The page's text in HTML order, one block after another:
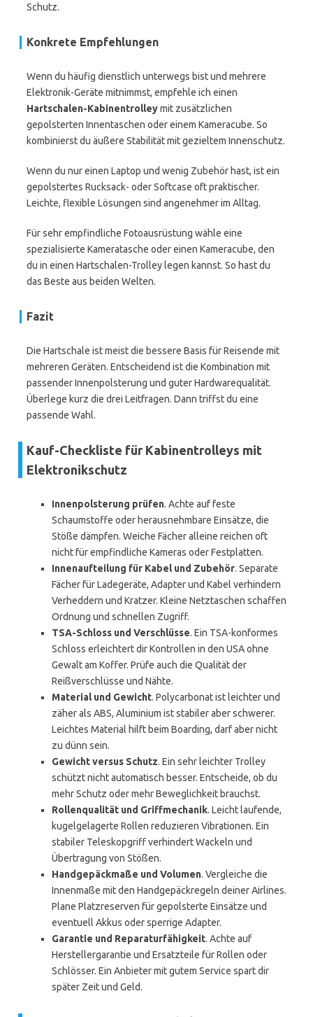
Schutz.
Konkrete Empfehlungen
Wenn du häufig dienstlich unterwegs bist und mehrere
Elektronik-Geräte mitnimmst, empfehle ich einen
Hartschalen-Kabinentrolleymit zusätzlichen
gepolsterten Innentaschen oder einem Kameracube. So
kombinierst du äußere Stabilität mit gezieltem Innen­schutz.
Wenn du nur einen Laptop und wenig Zubehör hast, ist ein
gepolstertes Rucksack- oder Softcase oft praktischer.
Leichte, flexible Lösungen sind angenehmer im Alltag.
Für sehr empfindliche Fotoausrüstung wähle eine
spezialisierte Kameratasche oder einen Kameracube, den
du in einen Hartschalen-Trolley legen kannst. So hast du
das Beste aus beiden Welten.
Fazit
Die Hartschale ist meist die bessere Basis für Reisende mit
mehreren Geräten. Entscheidend ist die Kombination mit
passender Innenpolsterung und guter Hardwarequalität.
Überlege kurz die drei Leitfragen. Dann triffst du eine
passende Wahl.
Kauf-Checkliste für Kabinentrolleys mit
Elektronikschutz
Innenpolsterung prüfen. Achte auf feste
Schaumstoffe oder herausnehmbare Einsätze, die
Stöße dämpfen. Weiche Fächer alleine reichen oft
nicht für empfindliche Kameras oder Festplatten.
Innenaufteilung für Kabel und Zubehör. Separate
Fächer für Ladegeräte, Adapter und Kabel verhindern
Verheddern und Kratzer. Kleine Netztaschen schaffen
Ordnung und schnellen Zugriff.
TSA-Schloss und Verschlüsse. Ein TSA-konformes
Schloss erleichtert dir Kontrollen in den USA ohne
Gewalt am Koffer. Prüfe auch die Qualität der
Reißverschlüsse und Nähte.
Material und Gewicht. Polycarbonat ist leichter und
zäher als ABS, Aluminium ist stabiler aber schwerer.
Leichtes Material hilft beim Boarding, darf aber nicht
zu dünn sein.
Gewicht versus Schutz. Ein sehr leichter Trolley
schützt nicht automatisch besser. Entscheide, ob du
mehr Schutz oder mehr Beweglichkeit brauchst.
Rollenqualität und Griffmechanik. Leicht laufende,
kugelgelagerte Rollen reduzieren Vibrationen. Ein
stabiler Teleskopgriff verhindert Wackeln und
Übertragung von Stößen.
Handgepäckmaße und Volumen. Vergleiche die
Innenmaße mit den Handgepäckregeln deiner Airlines.
Plane Platzreserven für gepolsterte Einsätze und
eventuell Akkus oder sperrige Adapter.
Garantie und Reparaturfähigkeit. Achte auf
Herstellergarantie und Ersatzteile für Rollen oder
Schlösser. Ein Anbieter mit gutem Service spart dir
später Zeit und Geld.